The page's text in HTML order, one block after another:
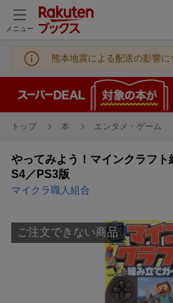
メニュー
熊本地震による配送の影響に
トップ 本 エンタメ・ゲーム
やってみよう！マインクラフ
S4／PS3版
マイクラ職人組合
ご注文できない商品